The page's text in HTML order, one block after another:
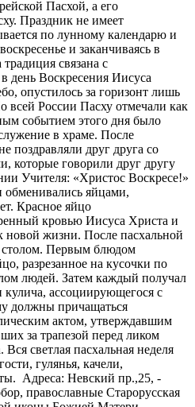
Пасхой, а его
Праздник не имеет
по лунному календарю и
и заканчиваясь в
связана с
день Воскресения Иисуса
опустилось за горизонт лишь
всей России Пасху отмечали как
событием этого дня было
в храме. После
поздравляли друг друга со
которые говорили друг другу
Учителя: «Христос Воскресе!»
обменивались яйцами,
Красное яйцо
кровью Иисуса Христа и
новой жизни. После пасхальной
столом. Первым блюдом
разрезанное на кусочки по
людей. Затем каждый получал
ассоциирующегося с
должны причащаться
актом, утверждавшим
за трапезой перед ликом
светлая пасхальная неделя
гулянья, качели,
Адреса: Невский пр.,25, -
православные Старорусская